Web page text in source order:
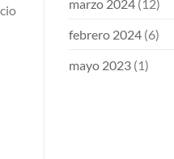
marzo 2024(12)
febrero 2024(6)
mayo 2023(1)